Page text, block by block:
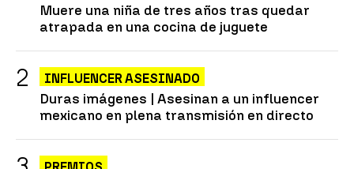
Muere una niña de tres años tras quedar
atrapada en una cocina de juguete
INFLUENCER ASESINADO
Duras imágenes | Asesinan a un influencer
mexicano en plena transmisión en directo